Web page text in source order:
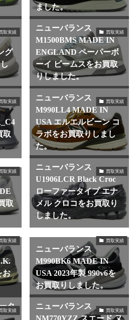
ました。
取実績
グ
買取実績
ニューバランス
M1500BMS MADE IN
ENGLAND ペーパーボ
ーイ ビームスをお買取
りしました。
取実績
取
買取実績
ニューバランス
M990LL4 MADE IN
USA エルエルビーン コ
ラボをお買取りしまし
た。
取実績
取
買取実績
ニューバランス
U1906LCR Black Croc
ローファータイプ エナ
メル クロコをお買取り
しました。
取実績
お
買取実績
ニューバランス
M990BK6 MADE IN
USA 2023年製 990v6を
お買取りしました。
取実績
タ
買取実績
ニューバランス